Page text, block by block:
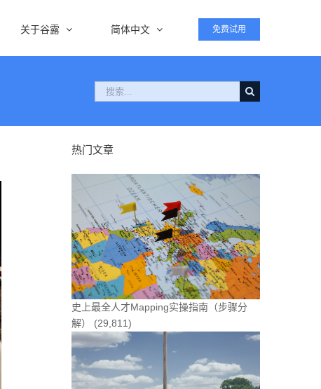
关于谷露 简体中文 免费试用
索：
热门文章
史上最全人才Mapping实操指南（步骤分
解）
(29,811)